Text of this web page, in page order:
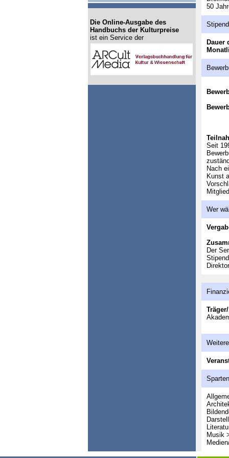
50
Dauer
Seit
Nach
Kunst
Wer
Der
Musik
Die Online-Ausgabe des
Handbuchs der Kulturpreise
ist ein Service der